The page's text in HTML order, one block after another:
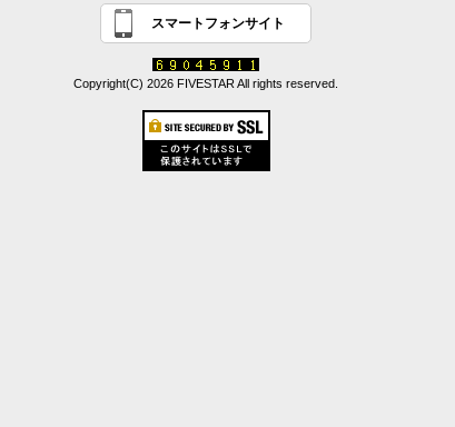
スマートフォンサイト
Copyright(C) 2026 FIVESTAR All rights reserved.